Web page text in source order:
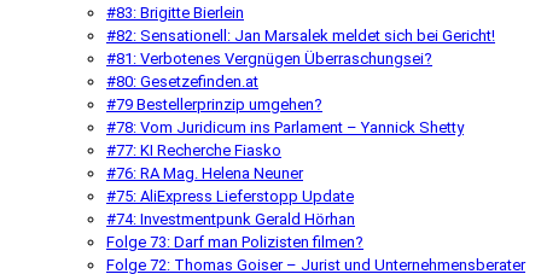
#83: Brigitte Bierlein
#82: Sensationell: Jan Marsalek meldet sich bei Gericht!
#81: Verbotenes Vergnügen Überraschungsei?
#80: Gesetzefinden.at
#79 Bestellerprinzip umgehen?
#78: Vom Juridicum ins Parlament – Yannick Shetty
#77: KI Recherche Fiasko
#76: RA Mag. Helena Neuner
#75: AliExpress Lieferstopp Update
#74: Investmentpunk Gerald Hörhan
Folge 73: Darf man Polizisten filmen?
Folge 72: Thomas Goiser – Jurist und Unternehmensberater